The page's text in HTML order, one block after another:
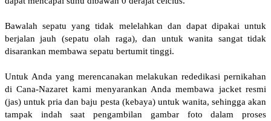
Bawalah sepatu yang tidak melelahkan dan dapat dipakai untuk
berjalan jauh (sepatu olah raga), dan untuk wanita sangat tidak
disarankan membawa sepatu bertumit tinggi.
Untuk Anda yang merencanakan melakukan rededikasi pernikahan
di Cana-Nazaret kami menyarankan Anda membawa jacket resmi
(jas) untuk pria dan baju pesta (kebaya) untuk wanita, sehingga akan
tampak indah saat pengambilan gambar foto dalam proses